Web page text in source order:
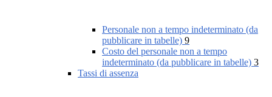
Personale non a tempo indeterminato (da
pubblicare in tabelle) 9
Costo del personale non a tempo
indeterminato (da pubblicare in tabelle) 3
Tassi di assenza